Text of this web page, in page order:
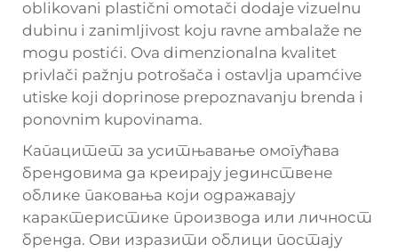
oblikovani plastični omotači dodaje vizuelnu
dubinu i zanimljivost koju ravne ambalaže ne
mogu postići. Ova dimenzionalna kvalitet
privlači pažnju potrošača i ostavlja upamćive
utiske koji doprinose prepoznavanju brenda i
ponovnim kupovinama.
Капацитет за уситњавање омогућава
брендовима да креирају јединствене
облике паковања који одражавају
карактеристике производа или личност
бренда. Ови изразити облици постају